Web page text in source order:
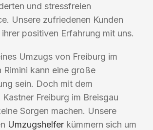
und stressfreien
Unsere zufriedenen Kunden
positiven Erfahrung mit uns.
Umzugs von Freiburg im
Rimini kann eine große
sein. Doch mit dem
Freiburg im Breisgau
Sorgen machen. Unsere
Umzugshelfer kümmern sich um